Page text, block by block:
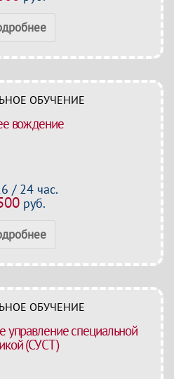
ОБУЧЕНИЕ
вождение
/ 24 час.
руб.
ОБУЧЕНИЕ
управление специальной
(СУСТ)